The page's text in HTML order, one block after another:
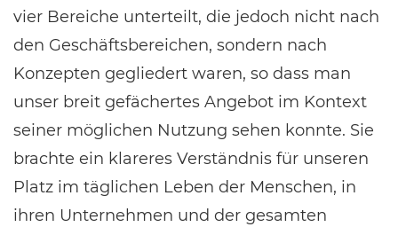
vier Bereiche unterteilt, die jedoch nicht nach
den Geschäftsbereichen, sondern nach
Konzepten gegliedert waren, so dass man
unser breit gefächertes Angebot im Kontext
seiner möglichen Nutzung sehen konnte. Sie
brachte ein klareres Verständnis für unseren
Platz im täglichen Leben der Menschen, in
ihren Unternehmen und der gesamten